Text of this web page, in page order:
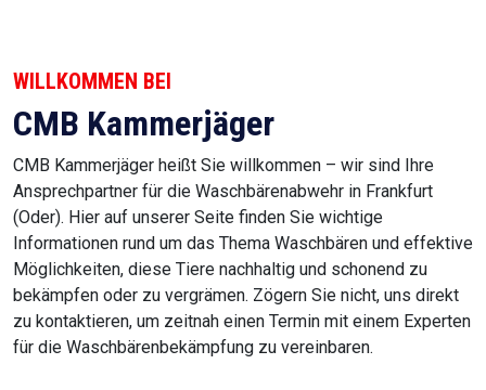
WILLKOMMEN BEI
CMB Kammerjäger
CMB Kammerjäger heißt Sie willkommen – wir sind Ihre
Ansprechpartner für die Waschbärenabwehr in Frankfurt
(Oder). Hier auf unserer Seite finden Sie wichtige
Informationen rund um das Thema Waschbären und effektive
Möglichkeiten, diese Tiere nachhaltig und schonend zu
bekämpfen oder zu vergrämen. Zögern Sie nicht, uns direkt
zu kontaktieren, um zeitnah einen Termin mit einem Experten
für die Waschbärenbekämpfung zu vereinbaren.